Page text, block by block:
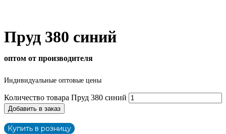
Пруд 380 синий
оптом от производителя
Индивидуальные оптовые цены
Количество товара Пруд 380 синий
Добавить в заказ
Купить в розницу